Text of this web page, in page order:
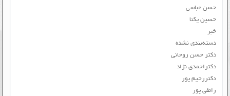
حسن عباسی
حسین یکتا
خبر
دسته‌بندی نشده
دکتر حسن روحانی
دکتراحمدی نژاد
دکتررحیم پور
رائفی پور